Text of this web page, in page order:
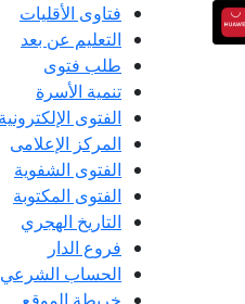
فتاوى الأقليات
التعليم عن بعد
طلب فتوى
تنمية الأسرة
الفتوى الإلكترونية
المركز الإعلامى
الفتوى الشفوية
الفتوى المكتوبة
التاريخ الهجري
فروع الدار
الحساب الشرعي